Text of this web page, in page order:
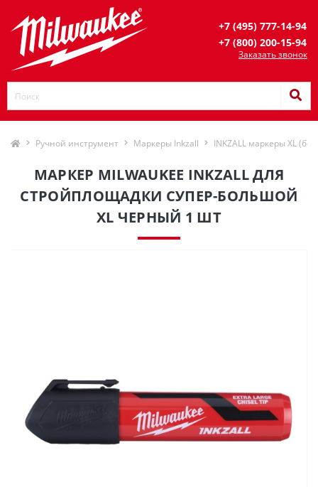
+7 (495) 777-14-94
+7 (800) 200-15-94
Заказать звонок
Ручной инструмент Маркеры Inkzall INKZALL маркеры XL
МАРКЕР MILWAUKEE INKZALL ДЛЯ
СТРОЙПЛОЩАДКИ СУПЕР-БОЛЬШОЙ
XL ЧЕРНЫЙ 1 ШТ